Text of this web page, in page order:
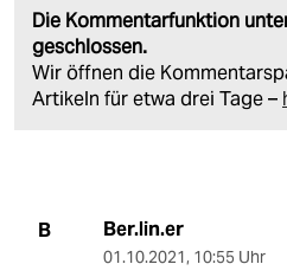
Die Kommentarfunktion
geschlossen.
Wir öffnen die
Artikeln für etwa drei Tage –
B Ber.lin.er
01.10.2021, 10:55 Uhr